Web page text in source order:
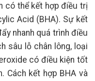
có thể kết hợp điều trị
Acid (BHA). Sự kết
nhanh quá trình điều
sâu lỗ chân lông, loại
có điều kiện tốt
Cách kết hợp BHA và